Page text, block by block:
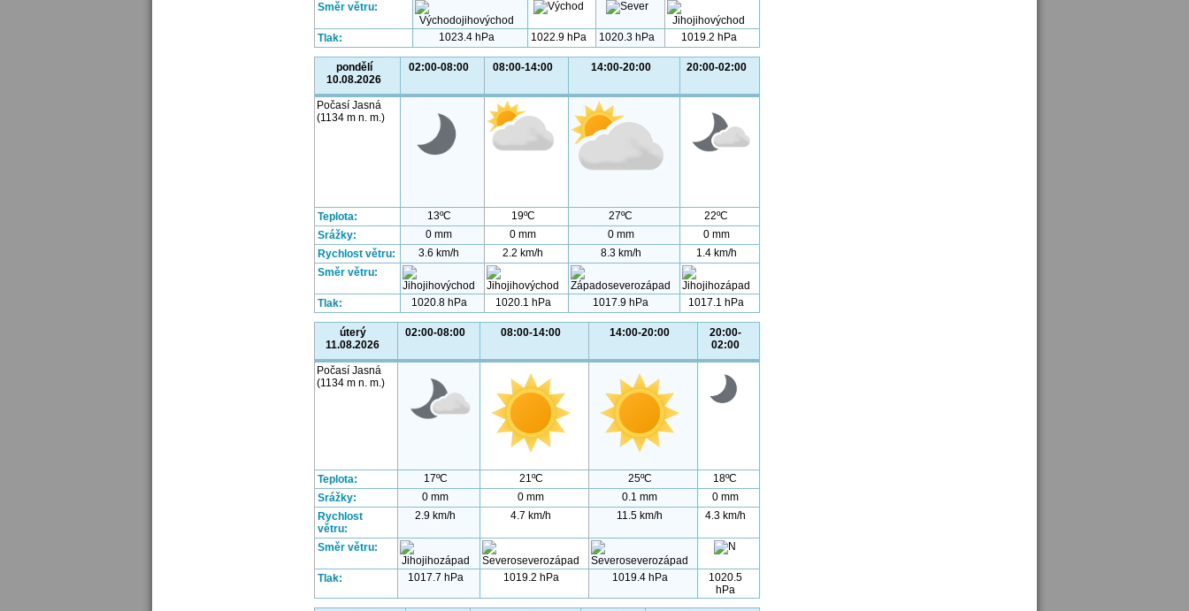
Směr větru:
Tlak: 1023.4 hPa 1022.9 hPa 1020.3 hPa 1019.2 hPa
pondělí
10.08.2026
02:00-08:00 08:00-14:00 14:00-20:00 20:00-02:00
Počasí Jasná
(1134 m n. m.)
Teplota: 13ºC 19ºC 27ºC
22ºC
Srážky:
0 mm 0 mm 0 mm
0 mm
Rychlost větru:
3.6 km/h 2.2 km/h 8.3 km/h
1.4 km/h
Směr větru:
Tlak: 1020.8 hPa 1020.1 hPa 1017.9 hPa 1017.1 hPa
úterý
11.08.2026
02:00-08:00 08:00-14:00 14:00-20:00
20:00-
02:00
Počasí Jasná
(1134 m n. m.)
Teplota: 17ºC 21ºC 25ºC
18ºC
Srážky:
0 mm 0 mm 0.1 mm
0 mm
Rychlost
větru:
2.9 km/h 4.7 km/h 11.5 km/h 4.3 km/h
Směr větru:
Tlak: 1017.7 hPa 1019.2 hPa 1019.4 hPa
1020.5
hPa